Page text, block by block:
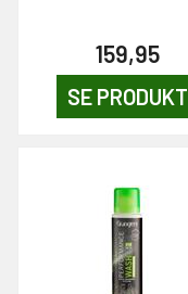
159,95
SE PRODUKT